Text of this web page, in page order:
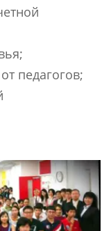
педагогов;